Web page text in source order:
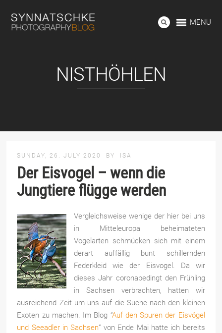
MENU
NISTHÖHLEN
SUNDAY, 26. JULY 2020 BY ISA
Der Eisvogel – wenn die
Jungtiere flügge werden
Vergleichsweise wenige der hier bei uns
in Mitteleuropa beheimateten
Vogelarten schmücken sich mit einem
derart auffällig bunt schillernden
Federkleid wie der Eisvogel. Da wir
dieses Jahr coronabedingt den Frühling
in Sachsen verbrachten, hatten wir
ausreichend Zeit um uns auf die Suche nach den kleinen
Exoten zu machen. Im Blog “Auf den Spuren der Eisvögel
und Seeadler in Sachsen” von Ende Mai hatte ich bereits